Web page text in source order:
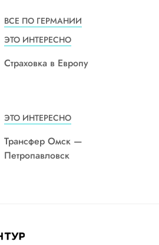
ВСЕ ПО ГЕРМАНИИ
ЭТО ИНТЕРЕСНО
Страховка в Европу
ЭТО ИНТЕРЕСНО
Трансфер Омск —
Петропавловск